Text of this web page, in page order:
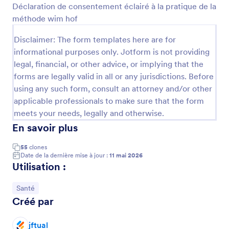
Déclaration de consentement éclairé à la pratique de la
méthode wim hof
Disclaimer: The form templates here are for
informational purposes only. Jotform is not providing
legal, financial, or other advice, or implying that the
forms are legally valid in all or any jurisdictions. Before
using any such form, consult an attorney and/or other
applicable professionals to make sure that the form
meets your needs, legally and otherwise.
En savoir plus
55 clones
Date de la dernière mise à jour : 11 mai 2026
Utilisation :
Accéder à la catégorie :
Santé
Créé par
jftual
Prévisualiser